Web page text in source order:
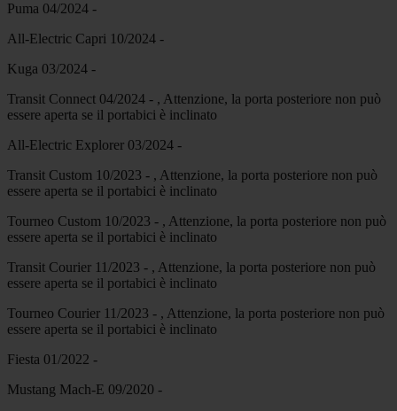
Puma 04/2024 -
All-Electric Capri 10/2024 -
Kuga 03/2024 -
Transit Connect 04/2024 - , Attenzione, la porta posteriore non può
essere aperta se il portabici è inclinato
All-Electric Explorer 03/2024 -
Transit Custom 10/2023 - , Attenzione, la porta posteriore non può
essere aperta se il portabici è inclinato
Tourneo Custom 10/2023 - , Attenzione, la porta posteriore non può
essere aperta se il portabici è inclinato
Transit Courier 11/2023 - , Attenzione, la porta posteriore non può
essere aperta se il portabici è inclinato
Tourneo Courier 11/2023 - , Attenzione, la porta posteriore non può
essere aperta se il portabici è inclinato
Fiesta 01/2022 -
Mustang Mach-E 09/2020 -